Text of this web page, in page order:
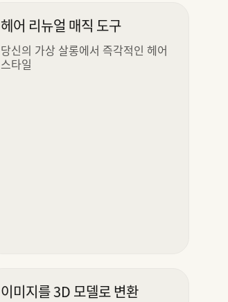
헤어 리뉴얼 매직 도구
당신의 가상 살롱에서 즉각적인 헤어
스타일
이미지를 3D 모델로 변환